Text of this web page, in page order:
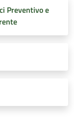
Preventivo e